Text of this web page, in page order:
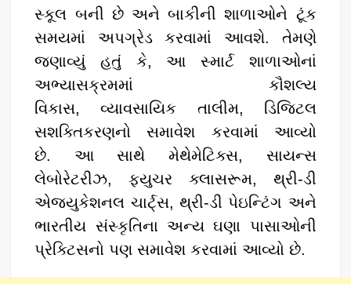
સ્કૂલ બની છે અને બાકીની શાળાઓને ટૂંક
સમયમાં અપગ્રેડ કરવામાં આવશે. તેમણે
જણાવ્યું હતું કે, આ સ્માર્ટ શાળાઓનાં
અભ્યાસક્રમમાં કૌશલ્ય
વિકાસ, વ્યાવસાયિક તાલીમ, ડિજિટલ
સશક્તિકરણનો સમાવેશ કરવામાં આવ્યો
છે. આ સાથે મેથેમેટિક્સ, સાયન્સ
લેબોરેટરીઝ, ફ્યુચર ક્લાસરૂમ, થ્રી-ડી
એજ્યુકેશનલ ચાર્ટ્સ, થ્રી-ડી પેઇન્ટિંગ અને
ભારતીય સંસ્કૃતિના અન્ય ઘણા પાસાઓની
પ્રેક્ટિસનો પણ સમાવેશ કરવામાં આવ્યો છે.